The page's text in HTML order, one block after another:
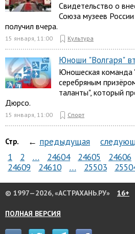
Свидетельство о
Союза музеев
получил вчера.
15 января, 11:00 Культура
Юноши "Волгаря"
Юношеская команда
серебряным
таланты", который
Дюрсо.
15 января, 11:00 Спорт
Стр. ← предыдущая
1
2 … 24604 24605 24606
24609
24610 … 25503
© 1997—2026, «АСТРАХАНЬ.РУ» 16+
ПОЛНАЯ ВЕРСИЯ